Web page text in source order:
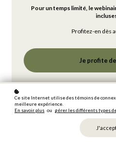
Début du cours : dès votre
Environ 123€* Prix en euro € disponible lors
Ajouter au
Pour un temps limité, le
Profitez-en dès
Je profite
Ce site Internet utilise des témoins de
meilleure expérience.
En savoir plus ou gérer les différents types